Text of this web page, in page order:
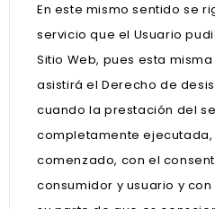
En este mismo sentido se
servicio que el Usuario
Sitio Web, pues esta
asistirá el Derecho de
cuando la prestación del
completamente ejecutada,
comenzado, con el
consumidor y usuario y